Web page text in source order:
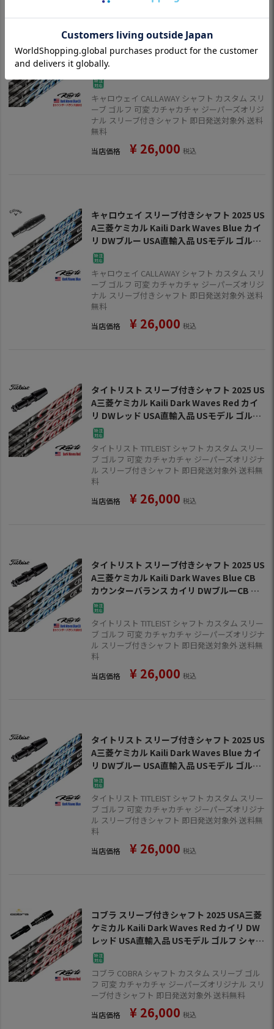
キャロウェイ スリーブ付きシャフト 2025 US
A三菱ケミカル Kaili Dark Waves Blue CB
カウンターバランス カイリ DWブルーCB US
A直輸入品 USモデル ゴルフ シャフト (ELYTE
／PARADYM／ROGUE ST／EPIC／MAVRIK)
キャロウェイ CALLAWAY シャフト カスタム スリ
ーブ ゴルフ 可変 カチャカチャ ジーパーズオリジ
ナル スリーブ付きシャフト 即日発送対象外 送料
無料
当店価格 ¥ 26,000 税込
キャロウェイ スリーブ付きシャフト 2025 US
A三菱ケミカル Kaili Dark Waves Blue カイ
リ DWブルー USA直輸入品 USモデル ゴルフ
シャフト (ELYTE／PARADYM／ROGUE ST／
EPIC／MAVRIK)
キャロウェイ CALLAWAY シャフト カスタム スリ
ーブ ゴルフ 可変 カチャカチャ ジーパーズオリジ
ナル スリーブ付きシャフト 即日発送対象外 送料
無料
当店価格 ¥ 26,000 税込
タイトリスト スリーブ付きシャフト 2025 US
A三菱ケミカル Kaili Dark Waves Red カイ
リ DWレッド USA直輸入品 USモデル ゴルフ
シャフト (GT／TSR／TSi／TS／917／915／
913／910)
タイトリスト TITLEIST シャフト カスタム スリー
ブ ゴルフ 可変 カチャカチャ ジーパーズオリジナ
ル スリーブ付きシャフト 即日発送対象外 送料無
料
当店価格 ¥ 26,000 税込
タイトリスト スリーブ付きシャフト 2025 US
A三菱ケミカル Kaili Dark Waves Blue CB
カウンターバランス カイリ DWブルーCB US
A直輸入品 USモデル ゴルフ シャフト (GT／
TSR／TSi／TS／917／915／913／910)
タイトリスト TITLEIST シャフト カスタム スリー
ブ ゴルフ 可変 カチャカチャ ジーパーズオリジナ
ル スリーブ付きシャフト 即日発送対象外 送料無
料
当店価格 ¥ 26,000 税込
タイトリスト スリーブ付きシャフト 2025 US
A三菱ケミカル Kaili Dark Waves Blue カイ
リ DWブルー USA直輸入品 USモデル ゴルフ
シャフト (GT／TSR／TSi／TS／917／915／
913／910)
タイトリスト TITLEIST シャフト カスタム スリー
ブ ゴルフ 可変 カチャカチャ ジーパーズオリジナ
ル スリーブ付きシャフト 即日発送対象外 送料無
料
当店価格 ¥ 26,000 税込
コブラ スリーブ付きシャフト 2025 USA三菱
ケミカル Kaili Dark Waves Red カイリ DW
レッド USA直輸入品 USモデル ゴルフ シャフ
ト (DS-ADAPT／DARKSPEED／AEROJET／
LTDx／RADSPEED／SPEEDZONE)
コブラ COBRA シャフト カスタム スリーブ ゴル
フ 可変 カチャカチャ ジーパーズオリジナル スリ
ーブ付きシャフト 即日発送対象外 送料無料
当店価格 ¥ 26,000 税込